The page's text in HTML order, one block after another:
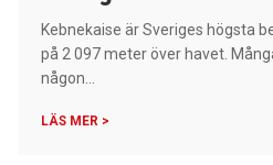
Kebnekaise är Sveriges högsta
på 2 097 meter över havet.
någon...
LÄS MER >